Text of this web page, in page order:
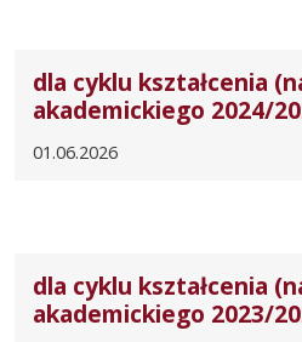
dla cyklu kształcenia
akademickiego 2024/
01.06.2026
dla cyklu kształcenia
akademickiego 2023/